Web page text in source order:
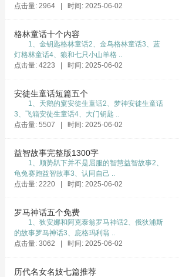
女巨人丝各蒂早就耳闻亚萨园里
尔英俊无比而且性情温良，便有
人都交口称赞的巴尔德尔选来当自
她仔细观察众神露出的双脚时，发
脚异乎寻常地漂亮，皮肤洁白无瑕
只有巴尔德尔才会有这么一双漂亮
叫起来：“就选这一个！”
被选中的恰恰不是巴尔德尔，而
居处又在海边，所以长年累月，他
冲洗得无比洁白和美丽。这样，
交接了秦晋之好。
次。这时候，洛奇自然而然地越众
的邪门本领了。洛奇把一头山羊牵
之下，用绳子一端系住山羊的胡子
他自己的生殖器，两相拔河。拔
点击量: 2964 | 时间: 2025-06-02
格林童话十个内容
1、金钥匙格林童话2、金鸟格林童话3、蓝
灯格林童话4、狼和七只小山羊格 ..
点击量: 4223 | 时间: 2025-06-02
安徒生童话短篇五个
1、天鹅的窠安徒生童话2、梦神安徒生童话
3、飞箱安徒生童话4、大门钥匙 ..
点击量: 5507 | 时间: 2025-06-02
益智故事完整版1300字
1、顺势趴下并不是屈服的智慧益智故事2、
龟兔赛跑益智故事3、认同自己 ..
点击量: 2220 | 时间: 2025-06-02
罗马神话五个免费
1、狄安娜和阿克泰翁罗马神话2、俄狄浦斯
的故事罗马神话3、庇格玛利翁 ..
点击量: 3062 | 时间: 2025-06-02
历代名女名妓七篇推荐